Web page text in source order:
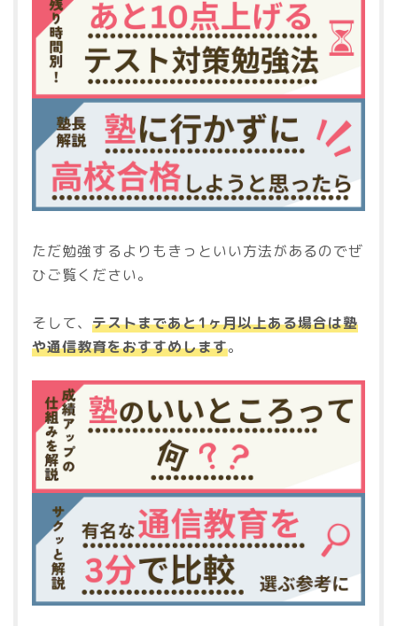
ただ勉強するよりもきっといい方法があるのでぜ
ひご覧ください。
そして、 テストまであと1ヶ月以上ある場合は塾
や通信教育をおすすめします。